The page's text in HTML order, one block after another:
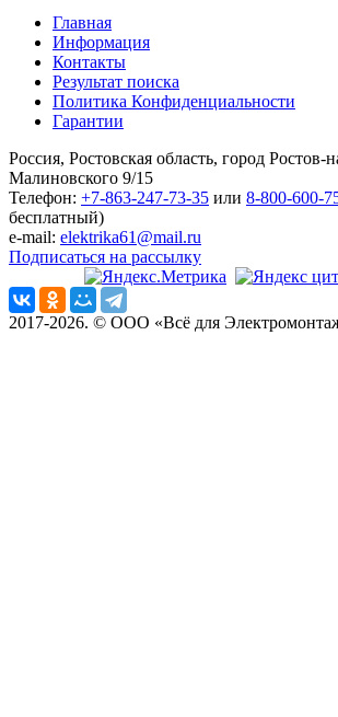
Главная
Информация
Контакты
Результат поиска
Политика Конфиденциальности
Гарантии
Россия, Ростовская область, город Ростов-
Малиновского 9/15
Телефон: +7-863-247-73-35 или 8-800-600-
бесплатный)
e-mail: elektrika61@mail.ru
Подписаться на рассылку
2017-2026. © ООО «Всё для